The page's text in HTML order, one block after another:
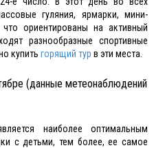
гуляния, ярмарки, мини-
ориентированы на активный
разнообразные спортивные
купить горящий тур в эти места.
(данные метеонаблюдений
наиболее оптимальным
с детьми, тем более, ее самое